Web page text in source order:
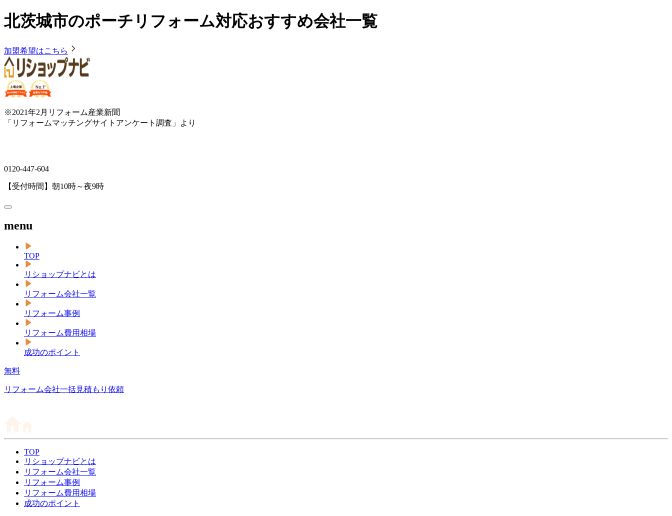
北茨城市のポーチリフォーム対応おすすめ会社一覧
加盟希望はこちら
※2021年2月リフォーム産業新聞
「リフォームマッチングサイトアンケート調査」より
0120-447-604
【受付時間】朝10時～夜9時
menu
TOP
リショップナビとは
リフォーム会社一覧
リフォーム事例
リフォーム費用相場
成功のポイント
無料
リフォーム会社一括見積もり依頼
TOP
リショップナビとは
リフォーム会社一覧
リフォーム事例
リフォーム費用相場
成功のポイント